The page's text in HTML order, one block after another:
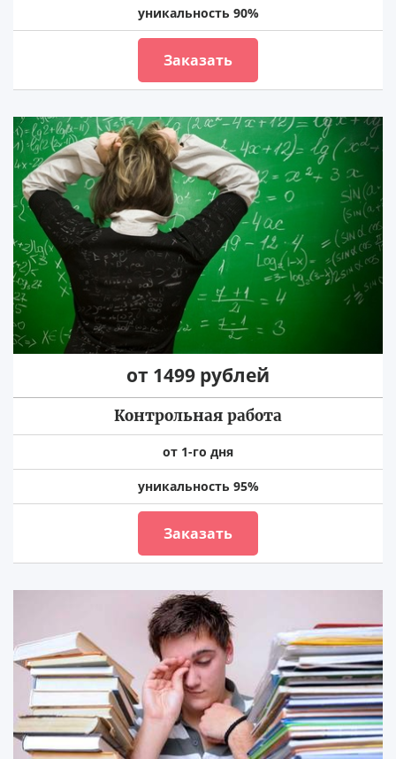
уникальность 90%
Заказать
от 1499 рублей
Контрольная работа
от 1-го дня
уникальность 95%
Заказать